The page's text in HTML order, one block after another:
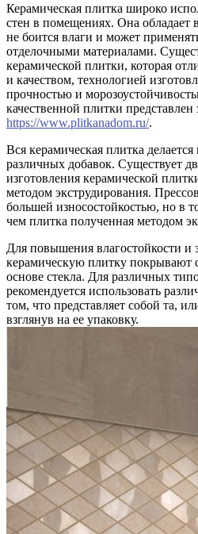
Керамическая плитка широко
стен в помещениях. Она обладает
не боится влаги и может
отделочными материалами.
керамической плитки, которая
и качеством, технологией
прочностью и
качественной плитки
https://www.plitkanadom.ru/.
Вся керамическая плитка
различных добавок. Существует
изготовления керамической
методом экструдирования.
большей износостойкостью, но в
чем плитка полученная методом
Для повышения влагостойкости и
керамическую плитку покрывают
основе стекла. Для различных
рекомендуется использовать
том, что представляет собой та,
взглянув на ее упаковку.